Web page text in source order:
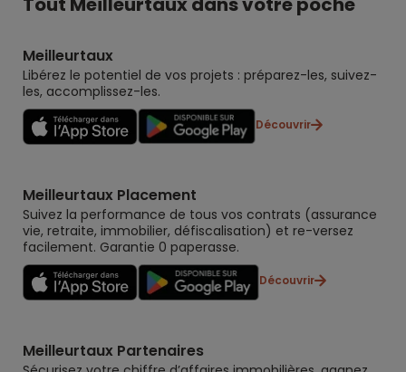
Meilleurtaux
Libérez le potentiel de vos projets : préparez-les, suivez-
les, accomplissez-les.
Découvrir
Meilleurtaux Placement
Suivez la performance de tous vos contrats (assurance
vie, retraite, immobilier, défiscalisation) et re-versez
facilement. Garantie 0 paperasse.
Découvrir
Meilleurtaux Partenaires